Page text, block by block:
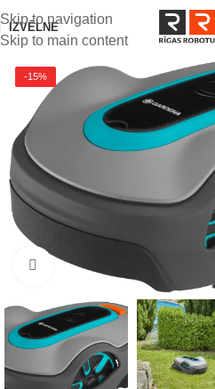
Skip to navigation
Skip to main content
IZVĒLNE
-15%
Noklikšķiniet, lai palielinātu